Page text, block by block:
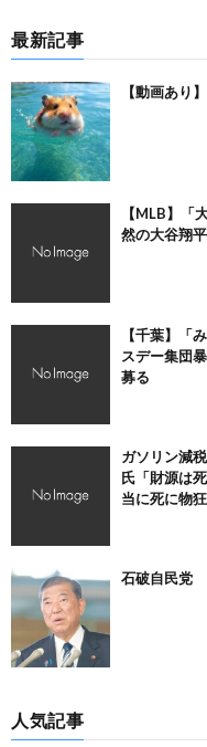
最新記事
【動画あり
【MLB】「
然の大谷翔
【千葉】「
スデー集団
募る
ガソリン減
氏「財源は
当に死に物狂
石破自民党
人気記事